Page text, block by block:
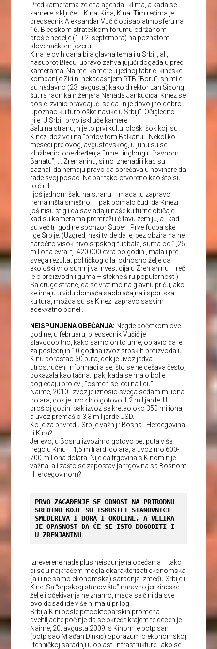
Pred kamerama zelena agenda i klima, a kada se
kamere isključe – Kina, Kina, Kina. Tim rečima je
predsednik Aleksandar Vučić opisao atmosferu na
16. Bledskom strateškom forumu održanom
prošle nedelje (1. i 2. septembra) na poznatom
slovenačkom jezeru.
Kina je ovih dana bila glavna tema i u Srbiji, ali,
nasuprot Bledu, upravo zahvaljujući događaju pred
kamerama. Naime, kamere u jednoj fabrici kineske
kompanije Ziđin, nekadašnjem RTB “Boru”, snimile
su nedavno (23. avgusta) kako direktor Lan Šicong
šutira radnika inženjera Nenada Jankucića. Kinez se
posle izvinio pravdajući se da “nije dovoljno dobro
upoznao kulturološke navike u Srbiji”. Očigledno
nije. U Srbiji prvo isključe kamere.
Šalu na stranu, nije to prvi kulturološki šok koji su
Kinezi doživeli na “brdovitom Balkanu”. Nekoliko
meseci pre ovog, avgustovskog, u junu su se
službenici obezbeđenja firme Linglong u “ravnom
Banatu”, tj. Zrenjaninu, silno iznenadili kad su
saznali da nemaju pravo da sprečavaju novinare da
rade svoj posao. Ne bar tako otvoreno kao što su
to činili.
I još jednom šalu na stranu – mada tu zapravo
nema ništa smešno – ipak pomalo čudi da Kinezi
još nisu stigli da savladaju naše kulturne običaje
kad su kamerama premrežili čitavu zemlju, a i kad
su već tri godine sponzor Super i Prve fudbalske
lige Srbije. (Uzgred, neki tvrde da je, bez obzira na ne
naročito visok nivo srpskog fudbala, suma od 1,26
miliona evra, tj. 420.000 evra po godini, mala i pre
svega rezultat političkog dila, odnosno želje da
ekološki vrlo sumnjiva investicija u Zrenjaninu – reč
je o proizvodnji guma – stekne širu popularnost.)
Sa druge strane, da se vratimo na glavnu priču, ako
se imaju u vidu domaća saobraćajna i sportska
kultura, možda su se Kinezi zapravo sasvim
adekvatno poneli.
NEISPUNJENA OBEĆANJA: Negde početkom ove
godine, u februaru, predsednik Vučić je
slavodobitno, kako samo on to ume, objavio da je
za poslednjih 10 godina izvoz srpskih proizvoda u
Kinu porastao 50 puta, dok je uvoz jedva
utrostručen. Informacija se, što se ne dešava često,
pokazala kao tačna. Ipak, kada se malo bolje
pogledaju brojevi, “osmeh se ledi na licu”.
Naime, 2010. izvoz je iznosio svega sedam miliona
dolara, dok je uvoz bio gotovo 1,2 milijarde. U
prošloj godini pak izvoz se kretao oko 350 miliona,
a uvoz premašio 3,3 milijarde USD.
Ko je za privredu Srbije važniji: Bosna i Hercegovina
ili Kina?
Jer evo, u Bosnu izvozimo gotovo pet puta više
nego u Kinu – 1,5 milijardi dolara, a uvozimo 600-
700 miliona dolara. Nije da trgovina s Kinom nije
važna, ali zašto se zapostavlja trgovina sa Bosnom
i Hercegovinom?
PRVO ZAGAĐENJE SE ODNOSI NA PRIRODNU
SREDINU KOJE SU ISKUSILI STANOVNICI
SMEDEREVA I BORA I OKOLINE, A VELIKA
JE OPASNOST DA ĆE SE ISTO DOGODITI I
U ZRENJANINU
Izneverene nade plus neispunjena obećanja – tako
bi se u najkraćem mogla okarakterisati ekonomska
(ali i ne samo ekonomska) saradnja između Srbije i
Kine. Sa “srpskog stanovišta” naravno jer kineske
želje i očekivanja ne znamo, mada se čini da sve
ovo dosad ide više njima u prilog.
Srbija Kini posle petooktobarskih promena
dvehiljadite počinje da se okreće krajem te decenije.
Naime, 20. avgusta 2009. s Kinom je potpisan
(potpisao Mlađan Dinkić) Sporazum o ekonomskoj
i tehničkoj saradnji u oblasti infrastrukture. Iako se